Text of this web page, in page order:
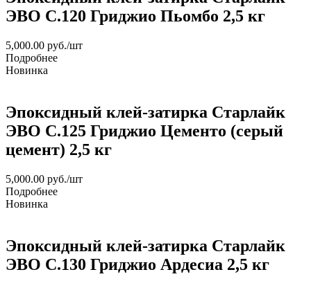
ЭВО С.120 Гриджио Пьомбо 2,5 кг
5,000.00 руб./шт
Подробнее
Новинка
Эпоксидный клей-затирка Старлайк
ЭВО С.125 Гриджио Цементо (серый
цемент) 2,5 кг
5,000.00 руб./шт
Подробнее
Новинка
Эпоксидный клей-затирка Старлайк
ЭВО С.130 Гриджио Ардесиа 2,5 кг